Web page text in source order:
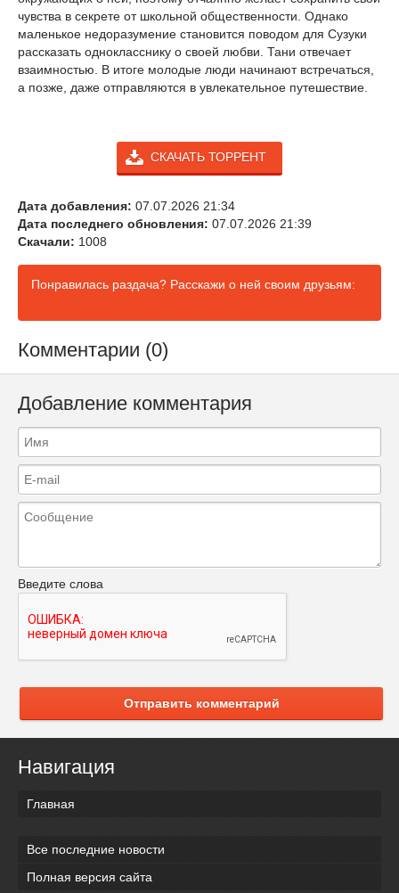
чувства в секрете от школьной общественности. Однако
маленькое недоразумение становится поводом для Сузуки
рассказать однокласснику о своей любви. Тани отвечает
взаимностью. В итоге молодые люди начинают встречаться,
а позже, даже отправляются в увлекательное путешествие.
СКАЧАТЬ ТОРРЕНТ
Дата добавления: 07.07.2026 21:34
Дата последнего обновления: 07.07.2026 21:39
Скачали: 1008
Понравилась раздача? Расскажи о ней своим друзьям:
Комментарии (0)
Добавление комментария
Введите слова
Отправить комментарий
Навигация
Главная
Все последние новости
Полная версия сайта